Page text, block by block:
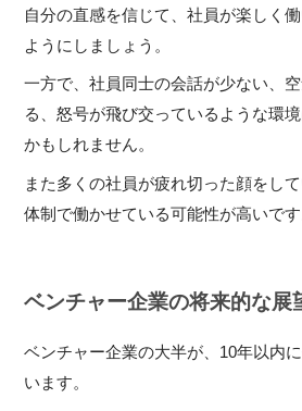
自分の直感を信じて、社員が楽しく
ようにしましょう。
一方で、社員同士の会話が少ない、
る、怒号が飛び交っているような環
かもしれません。
また多くの社員が疲れ切った顔をし
体制で働かせている可能性が高いです
ベンチャー企業の将来的な展
ベンチャー企業の大半が、10年以内
います。